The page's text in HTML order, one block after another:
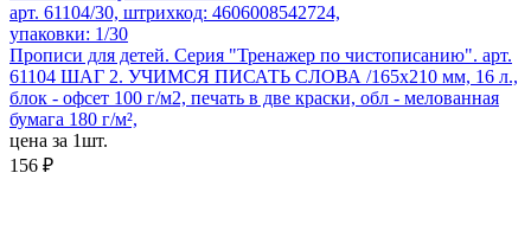
арт. 61104/30, штрихкод: 4606008542724,
упаковки: 1/30
Прописи для детей. Серия "Тренажер по чистописанию". арт.
61104 ШАГ 2. УЧИМСЯ ПИСАТЬ СЛОВА /165х210 мм, 16 л.,
блок - офсет 100 г/м2, печать в две краски, обл - мелованная
бумага 180 г/м²,
цена за 1шт.
156 ₽